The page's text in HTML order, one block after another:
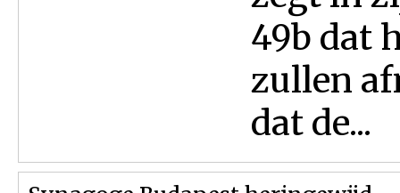
49b dat
zullen
dat de...